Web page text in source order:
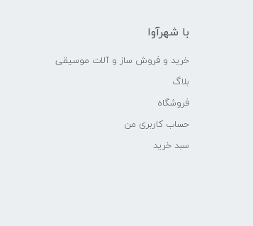
با شهرآوا
خرید و فروش ساز و آلات موسیقی
بلاگ
فروشگاه
حساب کاربری من
سبد خرید